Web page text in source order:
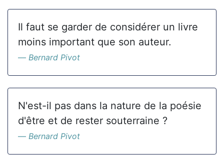
Il faut se garder de considérer un livre
moins important que son auteur.
Bernard Pivot
N'est-il pas dans la nature de la poésie
d'être et de rester souterraine ?
Bernard Pivot